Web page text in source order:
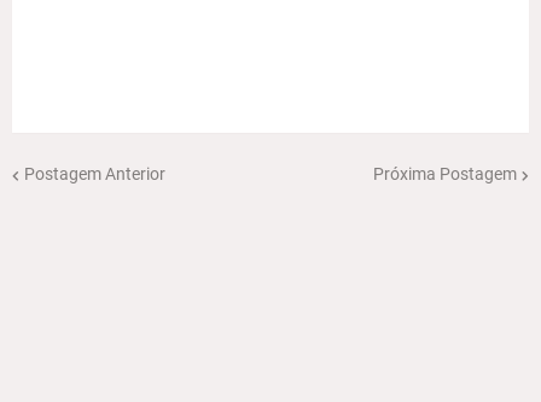
Postagem Anterior Próxima Postagem